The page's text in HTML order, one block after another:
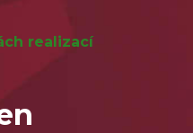
realizací